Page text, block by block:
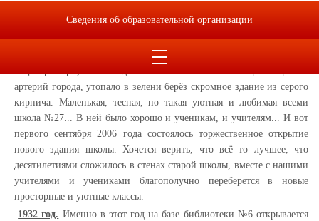
артерий города, утопало в зелени берёз скромное здание из серого
кирпича. Маленькая, тесная, но такая уютная и любимая всеми
школа №27... В ней было хорошо и ученикам, и учителям... И вот
первого сентября 2006 года состоялось торжественное открытие
нового здания школы. Хочется верить, что всё то лучшее, что
десятилетиями сложилось в стенах старой школы, вместе с нашими
учителями и учениками благополучно переберется в новые
просторные и уютные классы.
1932 год. Именно в этот год на базе библиотеки №6 открывается
Сведения об образовательной организации